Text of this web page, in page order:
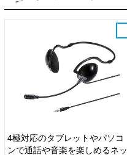
4極対応のタブレットやパソコ
ンで通話や音楽を楽しめるネッ